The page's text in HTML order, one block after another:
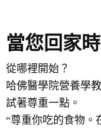
當您回家時
從哪裡開始？
哈佛醫學院營養學
試著尊重一點。
“尊重你吃的食物。